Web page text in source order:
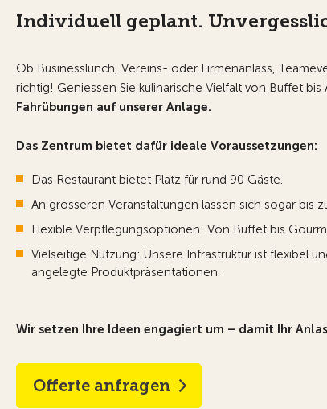
Individuell geplant.
Ob Businesslunch, Vereins- oder Firmenanlass,
richtig! Geniessen Sie kulinarische Vielfalt von Buffet
Fahrübungen auf unserer Anlage.
Das Zentrum bietet dafür ideale Voraussetzungen:
Das Restaurant bietet Platz für rund 90 Gäste.
An grösseren Veranstaltungen lassen sich sogar bis
Flexible Verpflegungsoptionen: Von Buffet bis
Vielseitige Nutzung: Unsere Infrastruktur ist flexibel
angelegte Produktpräsentationen.
Wir setzen Ihre Ideen engagiert um – damit Ihr
Offerte anfragen